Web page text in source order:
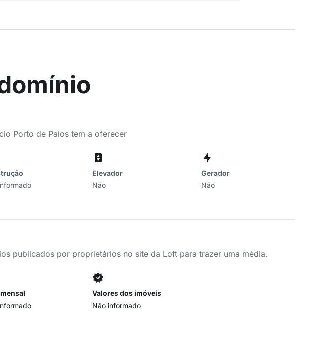
Porto de Palos tem a oferecer
Elevador
Não
Gerador
Não
publicados por proprietários no site da Loft para trazer uma média.
mensal
Valores dos imóveis
Não informado